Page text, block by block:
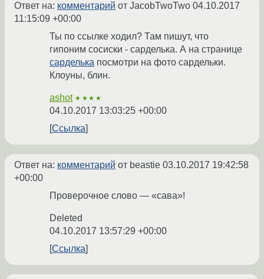
Ответ на: комментарий от JacobTwoTwo 04.10.2017
11:15:09 +00:00
Ты по ссылке ходил? Там пишут, что
гипоним сосиски - сарделька. А на странице
сарделька посмотри на фото сардельки.
Клоуны, блин.
ashot ★★★★
04.10.2017 13:03:25 +00:00
Ссылка
Ответ на: комментарий от beastie 03.10.2017 19:42:58
+00:00
Проверочное слово — «сава»!
Deleted
04.10.2017 13:57:29 +00:00
Ссылка